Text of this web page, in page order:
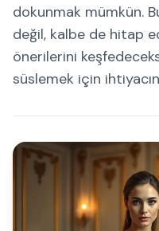
dokunmak mümkün.
değil, kalbe de hitap
önerilerini
süslemek için